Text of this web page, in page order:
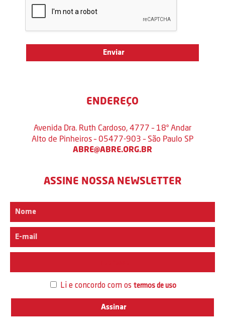
ENDEREÇO
Avenida Dra. Ruth Cardoso, 4777 – 18º Andar
Alto de Pinheiros – 05477-903 – São Paulo SP
ABRE@ABRE.ORG.BR
ASSINE NOSSA NEWSLETTER
Li e concordo com os termos de uso